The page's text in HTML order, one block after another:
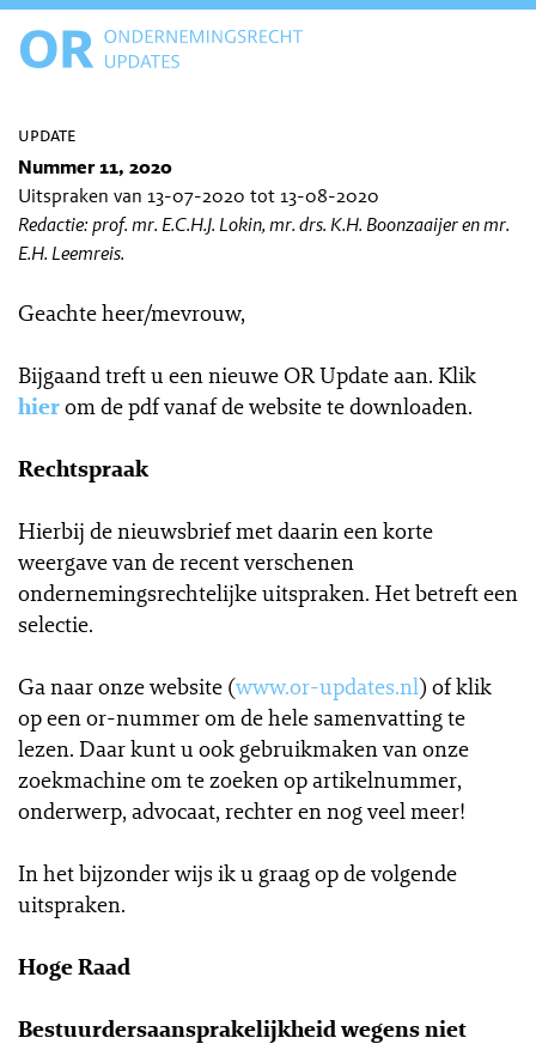
update
Nummer 11, 2020
Uitspraken van 13-07-2020 tot 13-08-2020
Redactie: prof. mr. E.C.H.J. Lokin, mr. drs. K.H. Boonzaaijer en mr.
E.H. Leemreis.
Geachte heer/mevrouw,
Bijgaand treft u een nieuwe OR Update aan. Klik
hierom de pdf vanaf de website te downloaden.
Rechtspraak
Hierbij de nieuwsbrief met daarin een korte
weergave van de recent verschenen
ondernemingsrechtelijke uitspraken. Het betreft een
selectie.
Ga naar onze website (www.or-updates.nl) of klik
op een or-nummer om de hele samenvatting te
lezen. Daar kunt u ook gebruikmaken van onze
zoekmachine om te zoeken op artikelnummer,
onderwerp, advocaat, rechter en nog veel meer!
In het bijzonder wijs ik u graag op de volgende
uitspraken.
Hoge Raad
Bestuurdersaansprakelijkheid wegens niet